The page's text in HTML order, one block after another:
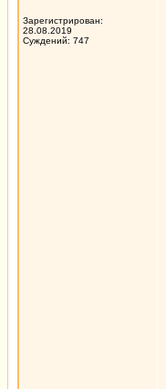
Зарегистрирован:
28.08.2019
Суждений: 747